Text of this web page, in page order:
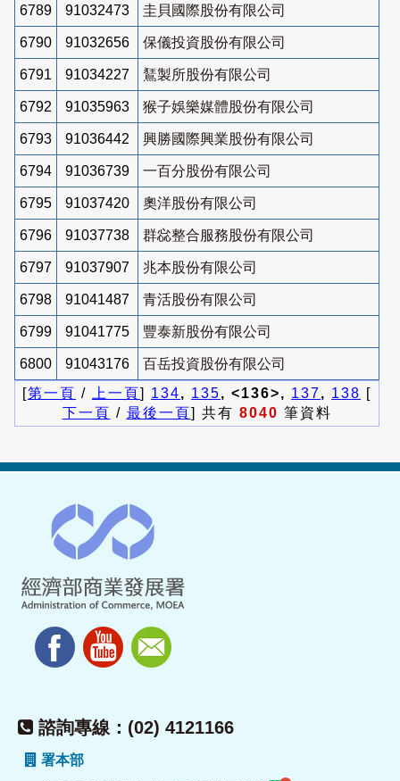
6789 91032473 圭貝國際股份有限公司
6790 91032656 保儀投資股份有限公司
6791 91034227 鵟製所股份有限公司
6792 91035963 猴子娛樂媒體股份有限公司
6793 91036442 興勝國際興業股份有限公司
6794 91036739 一百分股份有限公司
6795 91037420 奧洋股份有限公司
6796 91037738 群惢整合服務股份有限公司
6797 91037907 兆本股份有限公司
6798 91041487 青活股份有限公司
6799 91041775 豐泰新股份有限公司
6800 91043176
百岳投資股份有限公司
[第一頁 / 上一頁] 134, 135, <136>, 137, 138 [
下一頁 / 最後一頁] 共有 8040 筆資料
諮詢專線：(02) 4121166
署本部